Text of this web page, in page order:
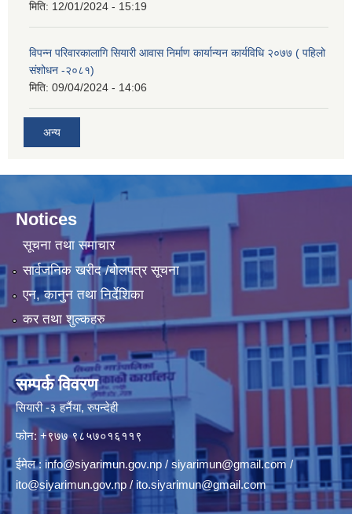
मिति: 12/01/2024 - 15:19
विपन्न परिवारकालागि सियारी आवास निर्माण कार्यान्यन कार्यविधि २०७७ ( पहिलो
संशोधन -२०८१)
मिति: 09/04/2024 - 14:06
अन्य
Notices
सूचना तथा समाचार
सार्वजनिक खरीद /बोलपत्र सूचना
एन, कानुन तथा निर्देशिका
कर तथा शुल्कहरु
सम्पर्क विवरण
सियारी -३ हर्नैया, रुपन्देही
फोन: +९७७ ९८५७०१६११९
ईमेल : info@siyarimun.gov.np / siyarimun@gmail.com /
ito@siyarimun.gov.np / ito.siyarimun@gmail.com